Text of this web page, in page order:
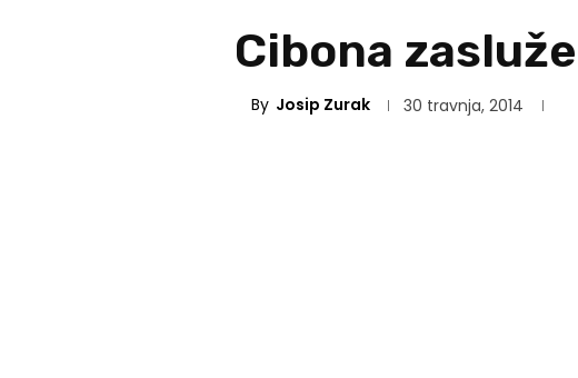
Cibona
By Josip Zurak 30 travnja, 2014